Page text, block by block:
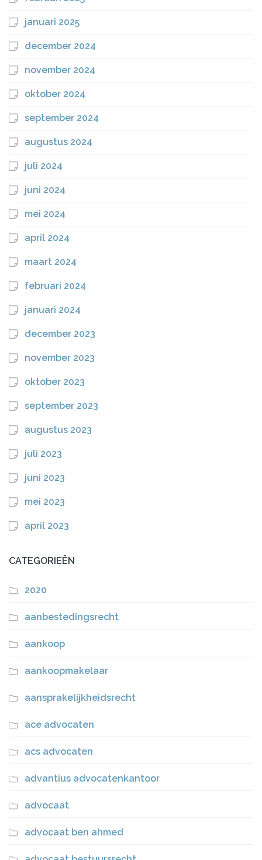
januari 2025
december 2024
november 2024
oktober 2024
september 2024
augustus 2024
juli 2024
juni 2024
mei 2024
april 2024
maart 2024
februari 2024
januari 2024
december 2023
november 2023
oktober 2023
september 2023
augustus 2023
juli 2023
juni 2023
mei 2023
april 2023
CATEGORIEËN
2020
aanbestedingsrecht
aankoop
aankoopmakelaar
aansprakelijkheidsrecht
ace advocaten
acs advocaten
advantius advocatenkantoor
advocaat
advocaat ben ahmed